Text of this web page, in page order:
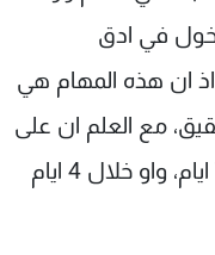
في ادق
اذ ان هذه المهام هي
مع العلم ان على
النائب العام ان ينهي ملفه خلال 7 ايام، واو خلال 4 ايام